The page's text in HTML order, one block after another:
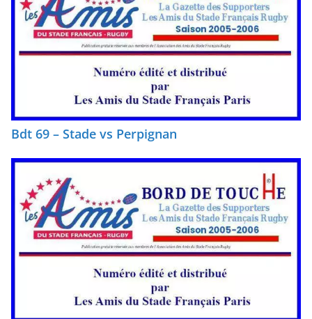
Bdt 69 – Stade vs Perpignan